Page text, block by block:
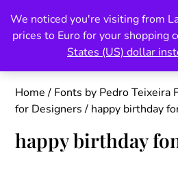
content
Pedro
also known as
Home/ Fonts by Pedro Teixeira
for Designers/ happy birthday
happy birthday
We noticed you're visiting from
prices to Euro for your shopping
States (US) dollar